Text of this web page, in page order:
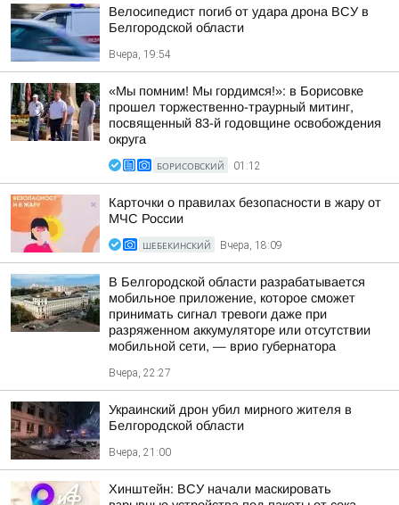
Велосипедист погиб от удара дрона ВСУ в
Белгородской области
Вчера, 19:54
«Мы помним! Мы гордимся!»: в Борисовке
прошел торжественно-траурный митинг,
посвященный 83-й годовщине освобождения
округа
БОРИСОВСКИЙ 01:12
Карточки о правилах безопасности в жару от
МЧС России
ШЕБЕКИНСКИЙ Вчера, 18:09
В Белгородской области разрабатывается
мобильное приложение, которое сможет
принимать сигнал тревоги даже при
разряженном аккумуляторе или отсутствии
мобильной сети, — врио губернатора
Вчера, 22:27
Украинский дрон убил мирного жителя в
Белгородской области
Вчера, 21:00
Хинштейн: ВСУ начали маскировать